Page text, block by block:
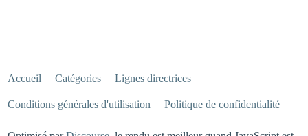
Accueil Catégories Lignes directrices
Conditions générales d'utilisation Politique de confidentialité